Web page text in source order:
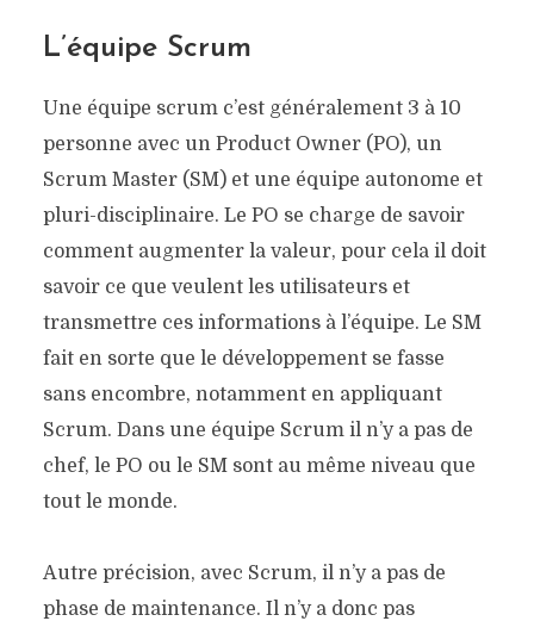
L’équipe Scrum
Une équipe scrum c’est généralement 3 à 10
personne avec un Product Owner (PO), un
Scrum Master (SM) et une équipe autonome et
pluri-disciplinaire. Le PO se charge de savoir
comment augmenter la valeur, pour cela il doit
savoir ce que veulent les utilisateurs et
transmettre ces informations à l’équipe. Le SM
fait en sorte que le développement se fasse
sans encombre, notamment en appliquant
Scrum. Dans une équipe Scrum il n’y a pas de
chef, le PO ou le SM sont au même niveau que
tout le monde.
Autre précision, avec Scrum, il n’y a pas de
phase de maintenance. Il n’y a donc pas